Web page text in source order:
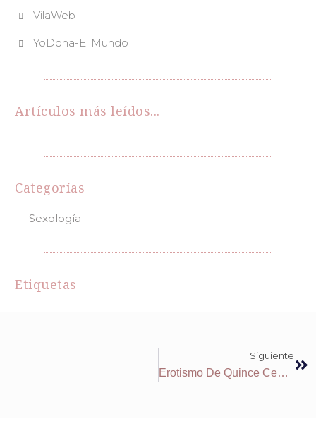
VilaWeb
YoDona-El Mundo
Artículos más leídos...
Categorías
Sexología
Etiquetas
Siguiente
Erotismo De Quince Centímetros